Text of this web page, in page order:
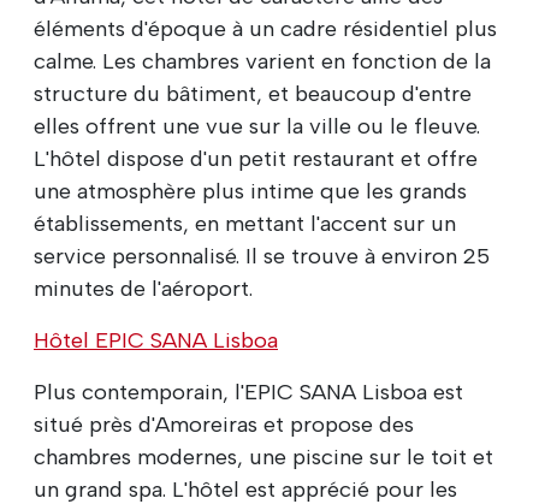
éléments d'époque à un cadre résidentiel plus
calme. Les chambres varient en fonction de la
structure du bâtiment, et beaucoup d'entre
elles offrent une vue sur la ville ou le fleuve.
L'hôtel dispose d'un petit restaurant et offre
une atmosphère plus intime que les grands
établissements, en mettant l'accent sur un
service personnalisé. Il se trouve à environ 25
minutes de l'aéroport.
Hôtel EPIC SANA Lisboa
Plus contemporain, l'EPIC SANA Lisboa est
situé près d'Amoreiras et propose des
chambres modernes, une piscine sur le toit et
un grand spa. L'hôtel est apprécié pour les